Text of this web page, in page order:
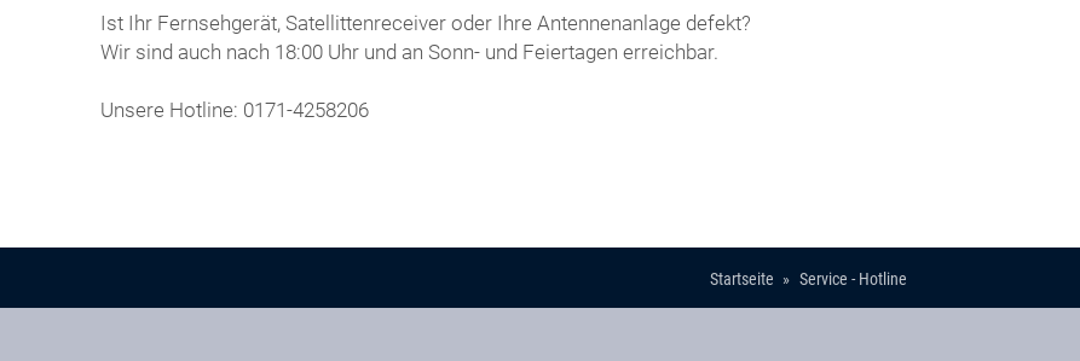
Ist Ihr Fernsehgerät, Satellittenreceiver oder Ihre Antennenanlage defekt?
Wir sind auch nach 18:00 Uhr und an Sonn- und Feiertagen erreichbar.
Unsere Hotline: 0171-4258206
Startseite Service - Hotline